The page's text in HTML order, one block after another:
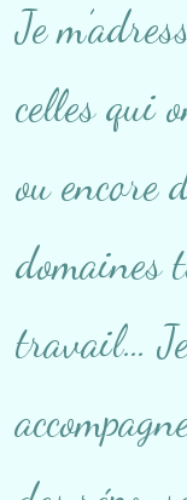
Je
celles qui
ou encore
domaines
travail…